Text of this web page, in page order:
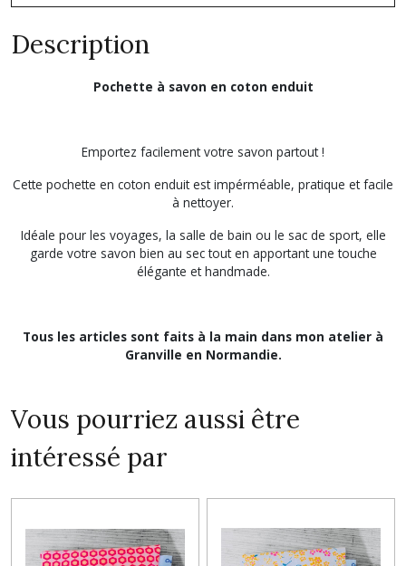
Description
Pochette à savon en coton enduit
Emportez facilement votre savon partout !
Cette pochette en coton enduit est impérméable, pratique et facile
à nettoyer.
Idéale pour les voyages, la salle de bain ou le sac de sport, elle
garde votre savon bien au sec tout en apportant une touche
élégante et handmade.
Tous les articles sont faits à la main dans mon atelier à
Granville en Normandie.
Vous pourriez aussi être
intéressé par